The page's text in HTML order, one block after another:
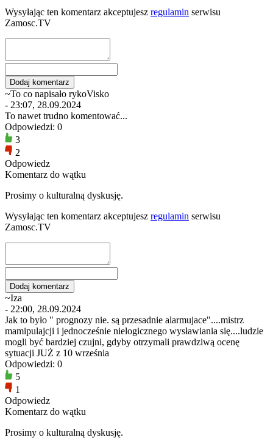
Wysyłając ten komentarz akceptujesz regulamin serwisu
Zamosc.TV
~To co napisało rykoVisko
- 23:07, 28.09.2024
To nawet trudno komentować...
Odpowiedzi: 0
3
2
Odpowiedz
Komentarz do wątku
Prosimy o kulturalną dyskusję.
Wysyłając ten komentarz akceptujesz regulamin serwisu
Zamosc.TV
~Iza
- 22:00, 28.09.2024
Jak to było " prognozy nie. są przesadnie alarmujace"....mistrz
mamipulajcji i jednocześnie nielogicznego wysławiania się....ludzie
mogli być bardziej czujni, gdyby otrzymali prawdziwą ocenę
sytuacji JUŻ z 10 września
Odpowiedzi: 0
5
1
Odpowiedz
Komentarz do wątku
Prosimy o kulturalną dyskusję.